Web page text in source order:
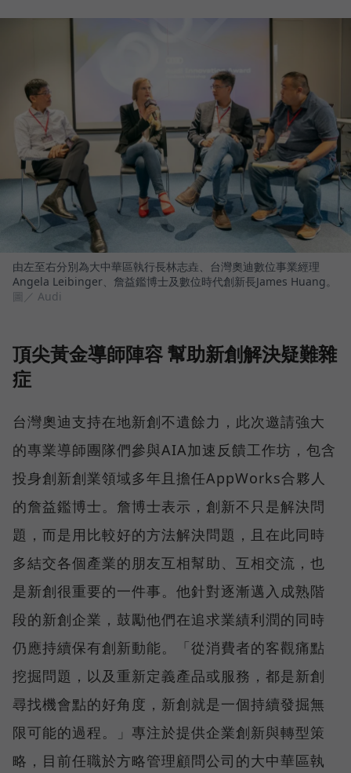
由左至右分別為大中華區執行長林志垚、台灣奧迪數位事業經理
Angela Leibinger、詹益鑑博士及數位時代創新長James Huang。
圖／ Audi
頂尖黃金導師陣容 幫助新創解決疑難雜
症
台灣奧迪支持在地新創不遺餘力，此次邀請強大
的專業導師團隊們參與AIA加速反饋工作坊，包含
投身創新創業領域多年且擔任AppWorks合夥人
的詹益鑑博士。詹博士表示，創新不只是解決問
題，而是用比較好的方法解決問題，且在此同時
多結交各個產業的朋友互相幫助、互相交流，也
是新創很重要的一件事。他針對逐漸邁入成熟階
段的新創企業，鼓勵他們在追求業績利潤的同時
仍應持續保有創新動能。「從消費者的客觀痛點
挖掘問題，以及重新定義產品或服務，都是新創
尋找機會點的好角度，新創就是一個持續發掘無
限可能的過程。」專注於提供企業創新與轉型策
略，目前任職於方略管理顧問公司的大中華區執